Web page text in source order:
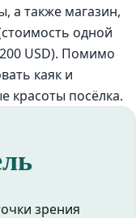
а также магазин,
одной
USD). Помимо
каяк и
красоты посёлка.
зрения